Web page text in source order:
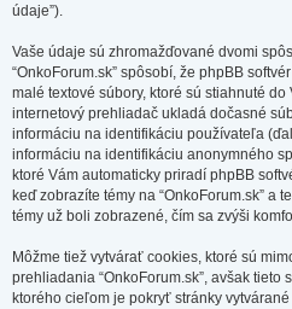
údaje”).
Vaše údaje sú zhromažďované dvomi
“OnkoForum.sk” spôsobí, že phpBB
malé textové súbory, ktoré sú stiahnuté
internetový prehliadač ukladá dočasné
informáciu na identifikáciu používateľa
informáciu na identifikáciu anonymného
ktoré Vám automaticky priradí phpBB
keď zobrazíte témy na “OnkoForum.sk” a
témy už boli zobrazené, čím sa zvýši
Môžme tiež vytvárať cookies, ktoré sú
prehliadania “OnkoForum.sk”, avšak tieto
ktorého cieľom je pokryť stránky